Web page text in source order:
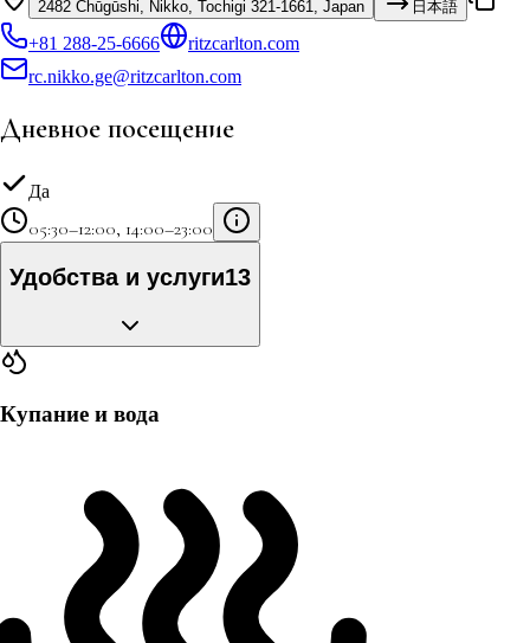
2482 Chūgūshi, Nikko, Tochigi 321-1661, Japan 日本語
+81 288-25-6666
ritzcarlton.com
rc.nikko.ge@ritzcarlton.com
Дневное посещение
Да
05:30–12:00, 14:00–23:00
Удобства и услуги13
Купание и вода